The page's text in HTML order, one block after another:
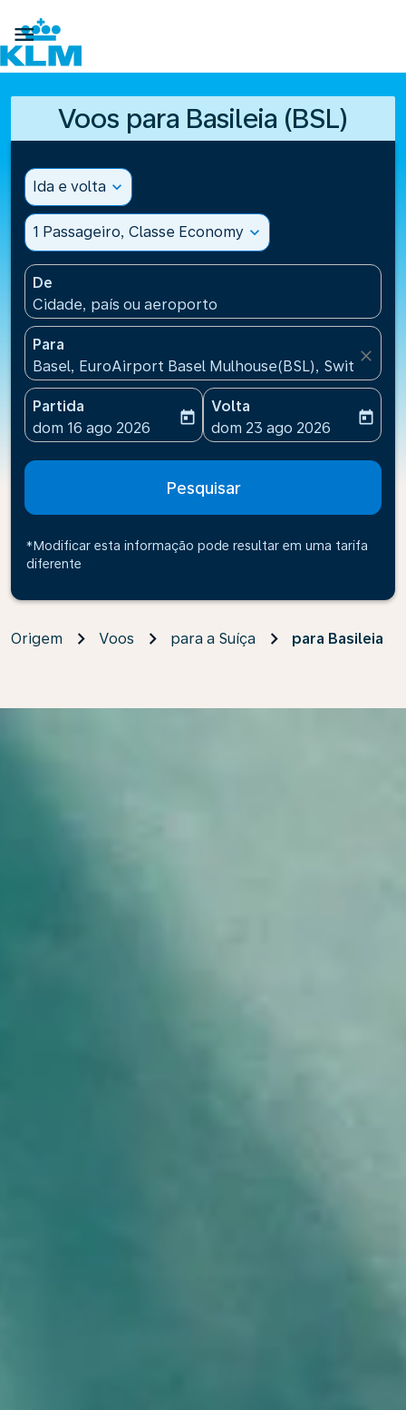

Voos para Basileia (BSL)
Ida e volta expand_more
1 Passageiro, Classe Economy expand_more
De
Cidade, país ou aeroporto
Para
Basel, EuroAirport Basel Mulhouse(BSL),
close
Partida
fc-booking-departure-date-aria-label
dom 16 ago 2026
today
Volta
fc-booking-return-date-
dom 23 ago 2026
today
Pesquisar
*Modificar esta informação pode resultar em uma tarifa
diferente
Origem Voos para a Suíça para Basileia